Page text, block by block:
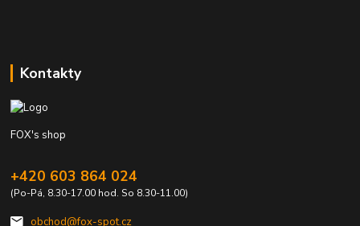
Kontakty
FOX's shop
+420 603 864 024
(Po-Pá, 8.30-17.00 hod. So 8.30-11.00)
obchod@fox-spot.cz